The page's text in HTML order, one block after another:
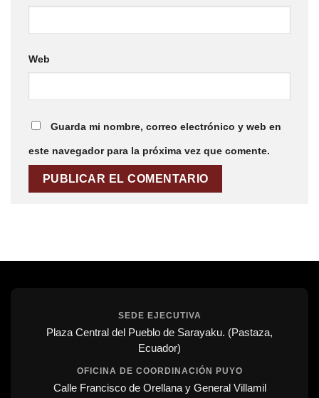
Web
Guarda mi nombre, correo electrónico y web en
este navegador para la próxima vez que comente.
SEDE EJECUTIVA
Plaza Central del Pueblo de Sarayaku. (Pastaza,
Ecuador)
OFICINA DE COORDINACIÓN PUYO
Calle Francisco de Orellana y General Villamil